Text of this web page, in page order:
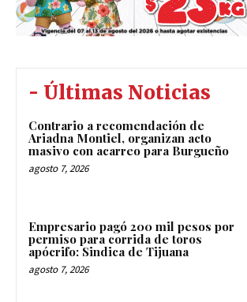
- Últimas Noticias
Contrario a recomendación de
Ariadna Montiel, organizan acto
masivo con acarreo para Burgueño
agosto 7, 2026
Empresario pagó 200 mil pesos por
permiso para corrida de toros
apócrifo: Sindica de Tijuana
agosto 7, 2026